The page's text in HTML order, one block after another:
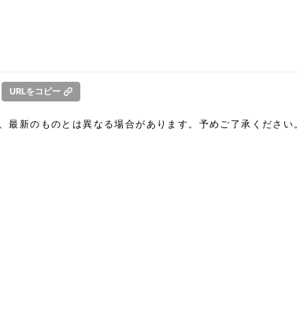
URLをコピー
最新のものとは異なる場合があります。予めご了承ください。